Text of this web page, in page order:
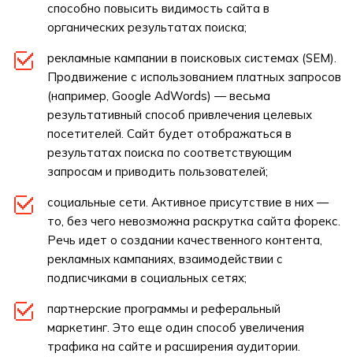
способно повысить видимость сайта в
органических результатах поиска;
рекламные кампании в поисковых системах (SEM).
Продвижение с использованием платных запросов
(например, Google AdWords) — весьма
результативный способ привлечения целевых
посетителей. Сайт будет отображаться в
результатах поиска по соответствующим
запросам и приводить пользователей;
социальные сети. Активное присутствие в них —
то, без чего невозможна раскрутка сайта форекс.
Речь идет о создании качественного контента,
рекламных кампаниях, взаимодействии с
подписчиками в социальных сетях;
партнерские программы и реферальный
маркетинг. Это еще один способ увеличения
трафика на сайте и расширения аудитории.